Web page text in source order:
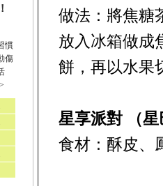
慣
傷
>
做法：將焦糖
放入冰箱做成
餅，再以水果
星享派對 （
食材：酥皮、